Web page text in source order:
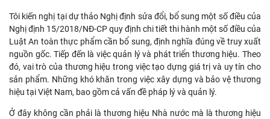
Tôi kiến nghị tại dự thảo Nghị định sửa đổi, bổ sung một số điều của
Nghị định 15/2018/NĐ-CP quy định chi tiết thi hành một số điều của
Luật An toàn thực phẩm cần bổ sung, định nghĩa đúng về truy xuất
nguồn gốc. Tiếp đến là việc quản lý và phát triển thương hiệu. Theo
đó, vai trò của thương hiệu trong việc tạo dựng giá trị và uy tín cho
sản phẩm. Những khó khăn trong việc xây dựng và bảo vệ thương
hiệu tại Việt Nam, bao gồm cả vấn đề pháp lý và quản lý.
Ở đây không cần phải là thương hiệu Nhà nước mà là thương hiệu